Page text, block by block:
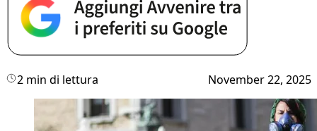
2 min di lettura November 22, 2025